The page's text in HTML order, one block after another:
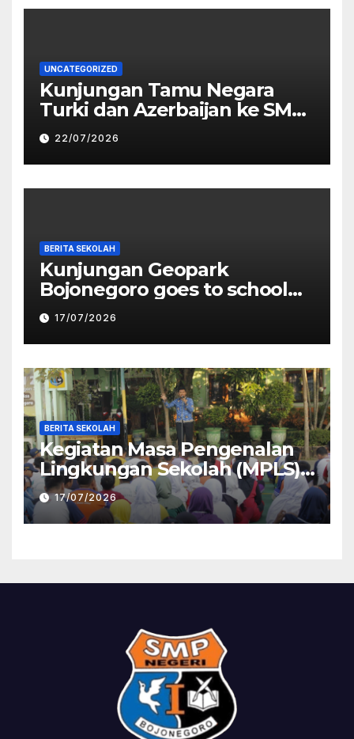
UNCATEGORIZED
Kunjungan Tamu Negara
Turki dan Azerbaijan ke SMP
Negeri 1 Bojonegoro
22/07/2026
BERITA SEKOLAH
Kunjungan Geopark
Bojonegoro goes to school
oleh Dinas Pariwisata
Kabupaten Bojonegoro
17/07/2026
BERITA SEKOLAH
Kegiatan Masa Pengenalan
Lingkungan Sekolah (MPLS)
ramah 2026 hari terakhir
17/07/2026